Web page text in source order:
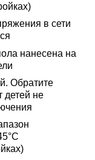
в сети
нанесена на
Обратите
детей не